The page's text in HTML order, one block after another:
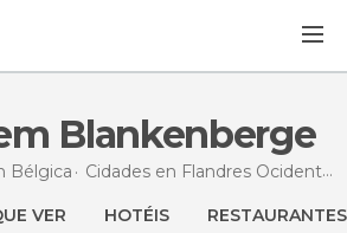
em Blankenberge
Bélgica Cidades en Flandres Ocidental
VER HOTÉIS RESTAURANTES